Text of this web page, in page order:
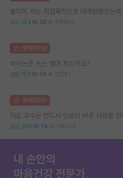
솔직히 저는 취업목적으로 대학원왔었는데
154 36 119862
명예의전당
박사논문 쓰는 엄마 계신가요?
105 24 13261
명예의전당
지도 교수는 반드시 인성이 바른 사람을 만
399 74 118255